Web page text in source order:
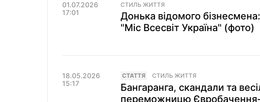
01.07.2026
17:01
СТИЛЬ ЖИТТЯ
Донька відомого
"Міс Всесвіт Україна" (фото)
18.05.2026
15:17
СТАТТЯ СТИЛЬ ЖИТТЯ
Бангаранга, скандали та
переможницю